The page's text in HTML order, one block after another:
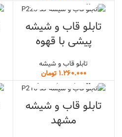
تابلو قاب و شیشه
پیشی با قهوه
تابلو قاب و شیشه
تومان
تابلو قاب و شیشه
مشهد